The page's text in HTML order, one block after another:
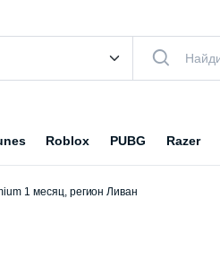
Roblox PUBG Razer
1 месяц, регион Ливан